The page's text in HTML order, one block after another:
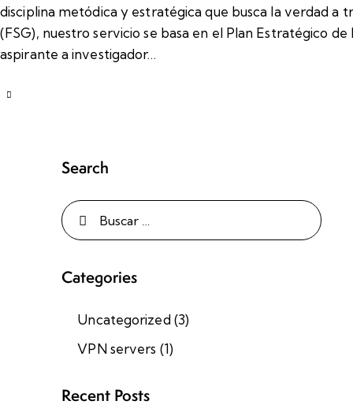
disciplina metódica y estratégica que busca la verdad a
(FSG), nuestro servicio se basa en el Plan Estratégico
aspirante a investigador…
Search
Categories
Uncategorized(3)
VPN servers (1)
Recent Posts